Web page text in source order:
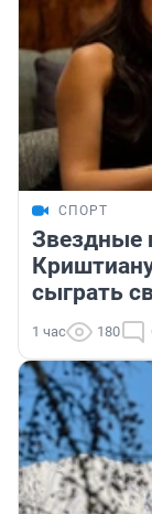
СПОРТ
Звездные
сыграть
1 час 180